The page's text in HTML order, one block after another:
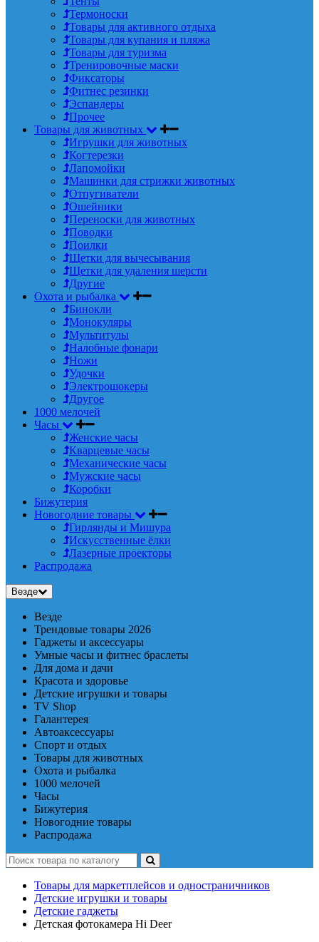
Термоноски
Товары для активного отдыха
Товары для купания и пляжа
Товары для туризма
Тренировочные маски
Фиксаторы
Фитнес резинки
Эспандеры
Прочее
Товары для животных
Игрушки для животных
Когтерезки
Лапомойки
Машинки для стрижки животных
Отпугиватели
Ошейники
Переноски для животных
Поводки
Поилки
Щетки для вычесывания
Щетки для удаления шерсти
Другие
Охота и рыбалка
Бинокли
Монокуляры
Мультитулы
Налобные фонари
Ножи
Удочки
Электрошокеры
Другое
1000 мелочей
Часы
Женские часы
Кварцевые часы
Механические часы
Мужские часы
Коробки
Бижутерия
Новогодние товары
Гирлянды и Мишура
Искусственные ёлки
Лазерные проекторы
Распродажа
Везде
Везде
Трендовые товары 2026
Гаджеты и аксессуары
Умные часы и фитнес браслеты
Для дома и дачи
Красота и здоровье
Детские игрушки и товары
TV Shop
Галантерея
Автоаксессуары
Спорт и отдых
Товары для животных
Охота и рыбалка
1000 мелочей
Часы
Бижутерия
Новогодние товары
Распродажа
Товары для маркетплейсов и одностраничников
Детские игрушки и товары
Детские гаджеты
Детская фотокамера Hi Deer